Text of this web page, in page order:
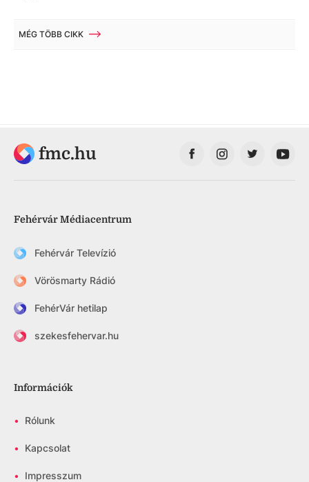
MÉG TÖBB CIKK
fmc.hu
Fehérvár Médiacentrum
Fehérvár Televízió
Vörösmarty Rádió
FehérVár hetilap
szekesfehervar.hu
Információk
• Rólunk
• Kapcsolat
• Impresszum